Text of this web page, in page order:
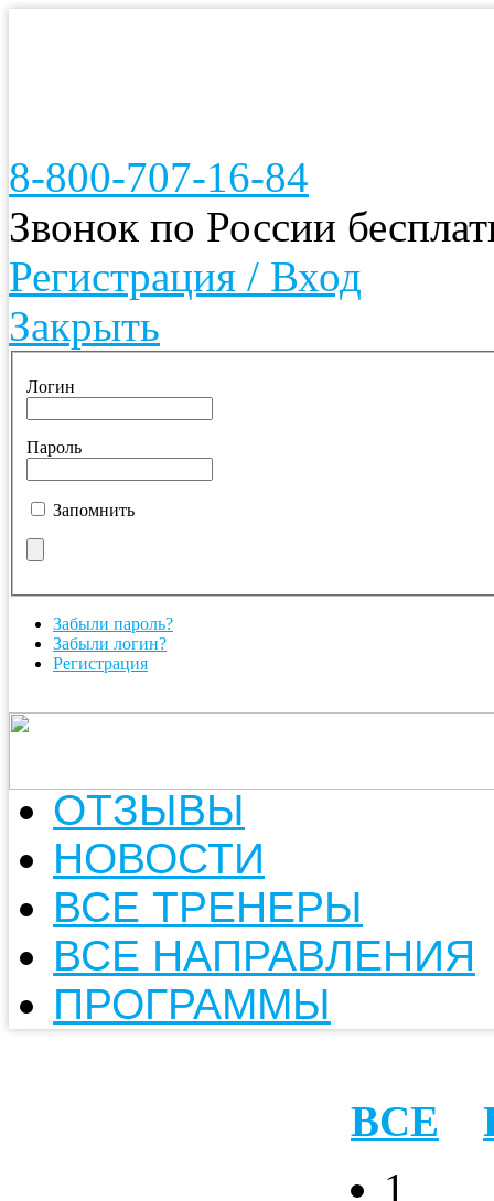
8-800-707-16-84
Звонок по России
Регистрация / Вход
Закрыть
Логин
Пароль
Запомнить
Забыли пароль?
Забыли логин?
Регистрация
ОТЗЫВЫ
НОВОСТИ
ВСЕ ТРЕНЕРЫ
ВСЕ НАПРАВЛЕНИЯ
ПРОГРАММЫ
ВСЕ
1